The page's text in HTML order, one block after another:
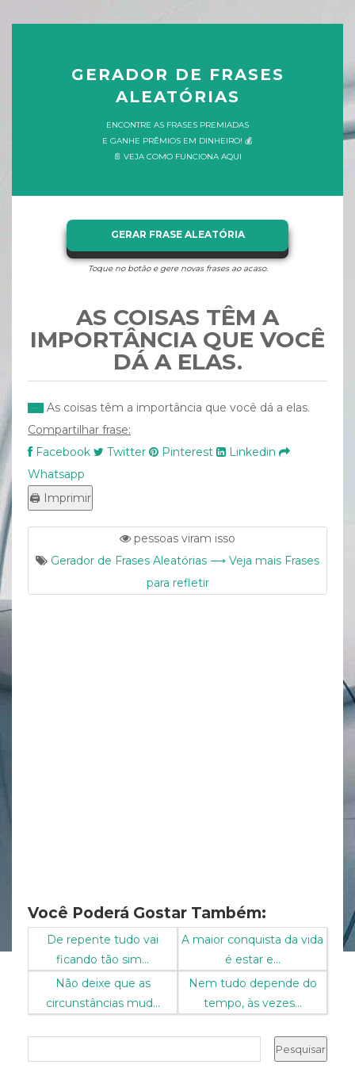
GERADOR DE FRASES
ALEATÓRIAS
ENCONTRE AS FRASES PREMIADAS
E GANHE PRÊMIOS EM DINHEIRO! 💰
📄 VEJA COMO FUNCIONA AQUI
GERAR FRASE ALEATÓRIA
Toque no botão e gere novas frases ao acaso.
AS COISAS TÊM A
IMPORTÂNCIA QUE VOCÊ
DÁ A ELAS.
As coisas têm a importância que você dá a elas.
Compartilhar frase:
Facebook
Twitter Pinterest
Linkedin
Whatsapp
pessoas viram isso
Gerador de Frases Aleatórias ⟶ Veja mais Frases
para refletir
Você Poderá Gostar Também:
De repente tudo vai
ficando tão sim...
A maior conquista da vida
é estar e...
Não deixe que as
circunstâncias mud...
Nem tudo depende do
tempo, às vezes...